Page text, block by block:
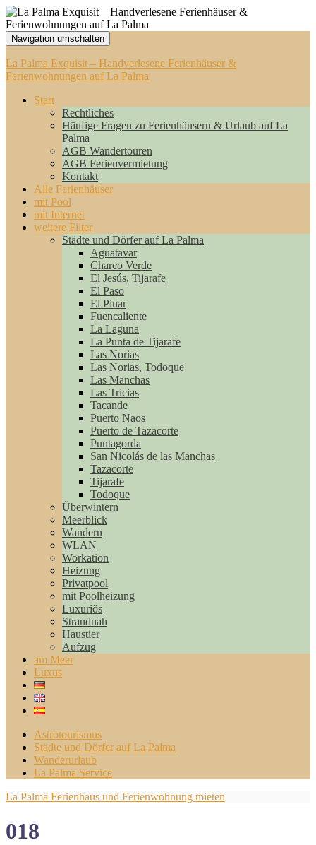
Navigation umschalten
La Palma Exquisit – Handverlesene Ferienhäuser &
Ferienwohnungen auf La Palma
Start
Rechtliches
Häufige Fragen zu Ferienhäusern & Urlaub auf La
Palma
AGB Wandertouren
AGB Ferienvermietung
Kontakt
Alle Ferienhäuser
mit Pool
mit Internet
weitere Filter
Städte und Dörfer auf La Palma
Aguatavar
Charco Verde
El Jesús, Tijarafe
El Paso
El Pinar
Fuencaliente
La Laguna
La Punta de Tijarafe
Las Norias
Las Norias, Todoque
Las Manchas
Las Tricias
Tacande
Puerto Naos
Puerto de Tazacorte
Puntagorda
San Nicolás de las Manchas
Tazacorte
Tijarafe
Todoque
Überwintern
Meerblick
Wandern
WLAN
Workation
Heizung
Privatpool
mit Poolheizung
Luxuriös
Strandnah
Haustier
Aufzug
am Meer
Luxus
Astrotourismus
Städte und Dörfer auf La Palma
Wanderurlaub
La Palma Service
La Palma Ferienhaus und Ferienwohnung mieten
018